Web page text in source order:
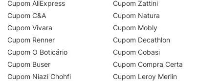
Cupom AliExpress
Cupom C&A
Cupom Vivara
Cupom Renner
Cupom O Boticário
Cupom Buser
Cupom Niazi Chohfi
Cupom Zattini
Cupom Natura
Cupom Mobly
Cupom Decathlon
Cupom Cobasi
Cupom Compra Certa
Cupom Leroy Merlin